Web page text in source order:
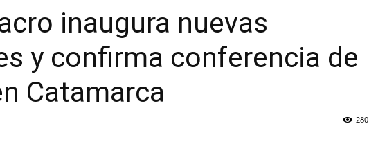
inaugura nuevas
y confirma conferencia de
Catamarca
280